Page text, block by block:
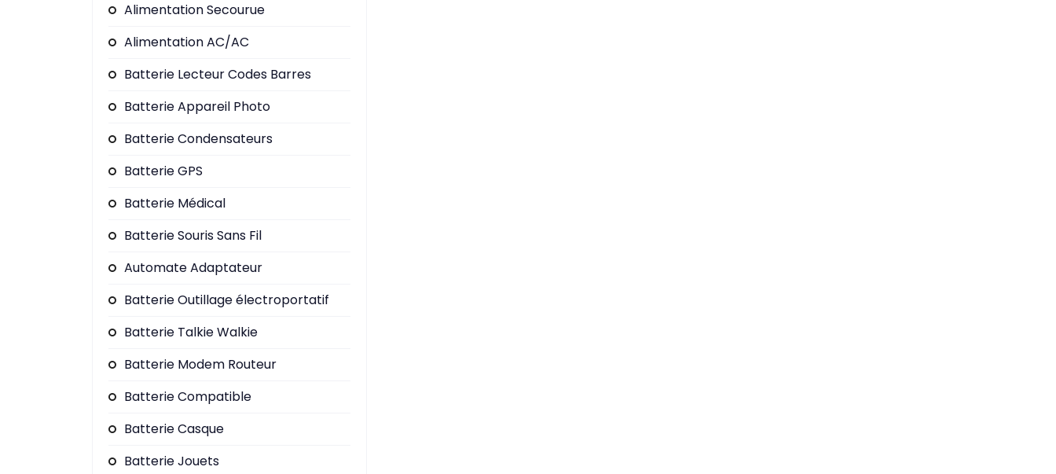
Alimentation Secourue
Alimentation AC/AC
Batterie Lecteur Codes Barres
Batterie Appareil Photo
Batterie Condensateurs
Batterie GPS
Batterie Médical
Batterie Souris Sans Fil
Automate Adaptateur
Batterie Outillage électroportatif
Batterie Talkie Walkie
Batterie Modem Routeur
Batterie Compatible
Batterie Casque
Batterie Jouets